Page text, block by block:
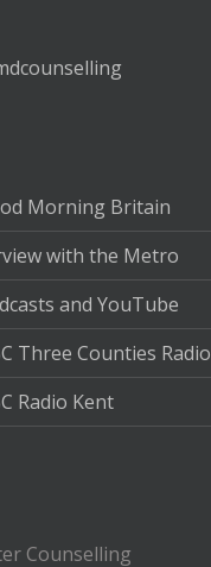
Morning Britain
with the Metro
and YouTube
Three Counties Radio
Radio Kent
Counselling